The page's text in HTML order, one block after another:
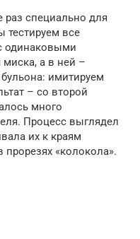
специально для
тестируем все
одинаковыми
миска, а в ней –
имитируем
– со второй
много
Процесс выглядел
их к краям
прорезях «колокола».